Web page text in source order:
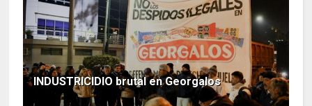
INDUSTRICIDIO brutal en Georgalos